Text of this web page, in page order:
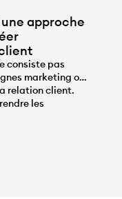
approche
consiste pas
marketing ou
relation client.
les
les